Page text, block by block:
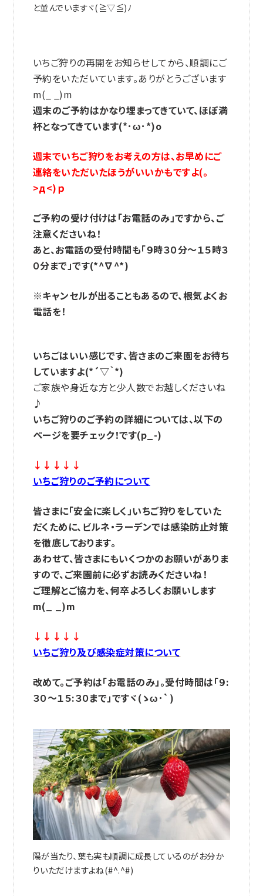
と並んでいますヾ(≧▽≦)ﾉ
いちご狩りの再開をお知らせしてから、順調にご
予約をいただいています。ありがとうございます
m(_ _)m
週末のご予約はかなり埋まってきていて、ほぼ満
杯となってきています(*･ω･*)o
週末でいちご狩りをお考えの方は、お早めにご
連絡をいただいたほうがいいかもですよ(｡
>д<)ｐ
ご予約の受け付けは「お電話のみ」ですから、ご
注意くださいね！
あと、お電話の受付時間も「９時３０分～１５時３
０分まで」です(*^∇^*)
※キャンセルが出ることもあるので、根気よくお
電話を！
いちごはいい感じです、皆さまのご来園をお待ち
していますよ(*´▽｀*)
ご家族や身近な方と少人数でお越しくださいね
♪
いちご狩りのご予約の詳細については、以下の
ページを要チェック！です(p_-)
↓↓↓↓↓
いちご狩りのご予約について
皆さまに「安全に楽しく」いちご狩りをしていた
だくために、ビルネ・ラーデンでは感染防止対策
を徹底しております。
あわせて、皆さまにもいくつかのお願いがありま
すので、ご来園前に必ずお読みくださいね！
ご理解とご協力を、何卒よろしくお願いします
m(_ _)m
↓↓↓↓↓
いちご狩り及び感染症対策について
改めて。ご予約は「お電話のみ」。受付時間は「９:
３０～１５:３０まで」ですヾ(ゝω･`)
陽が当たり、葉も実も順調に成長しているのがお分か
りいただけますよね(#^.^#)